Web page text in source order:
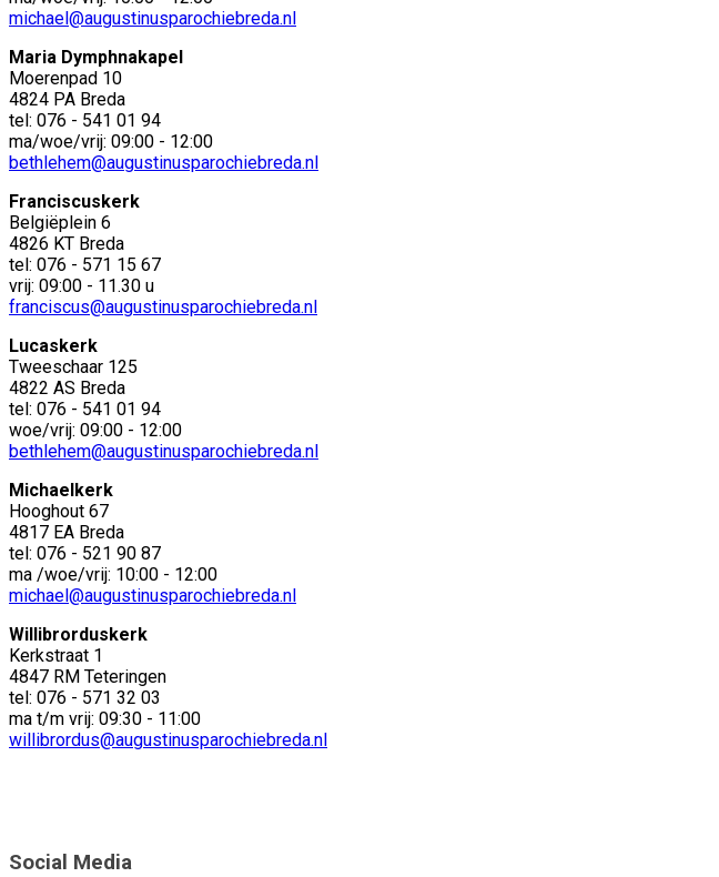
michael@augustinusparochiebreda.nl
Maria Dymphnakapel
Moerenpad 10
4824 PA Breda
tel: 076 - 541 01 94
ma/woe/vrij: 09:00 - 12:00
bethlehem@augustinusparochiebreda.nl
Franciscuskerk
Belgiëplein 6
4826 KT Breda
tel: 076 - 571 15 67
vrij: 09:00 - 11.30 u
franciscus@augustinusparochiebreda.nl
Lucaskerk
Tweeschaar 125
4822 AS Breda
tel: 076 - 541 01 94
woe/vrij: 09:00 - 12:00
bethlehem@augustinusparochiebreda.nl
Michaelkerk
Hooghout 67
4817 EA Breda
tel: 076 - 521 90 87
ma /woe/vrij: 10:00 - 12:00
michael@augustinusparochiebreda.nl
Willibrorduskerk
Kerkstraat 1
4847 RM Teteringen
tel: 076 - 571 32 03
ma t/m vrij: 09:30 - 11:00
willibrordus@augustinusparochiebreda.nl
Social Media